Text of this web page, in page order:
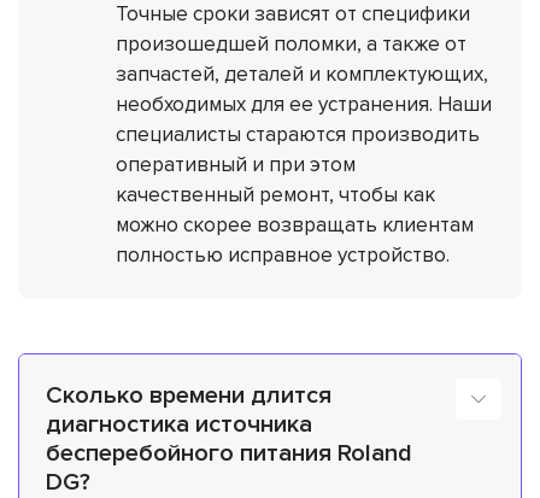
Точные сроки зависят от специфики
произошедшей поломки, а также от
запчастей, деталей и комплектующих,
необходимых для ее устранения. Наши
специалисты стараются производить
оперативный и при этом
качественный ремонт, чтобы как
можно скорее возвращать клиентам
полностью исправное устройство.
Сколько времени длится
диагностика источника
бесперебойного питания Roland
DG?